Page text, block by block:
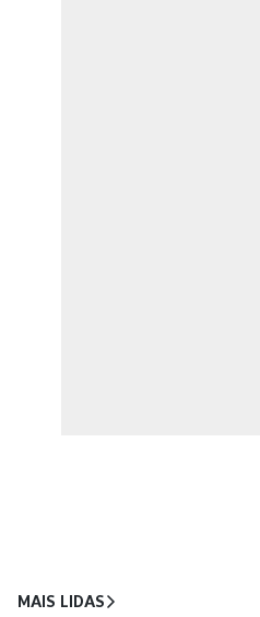
MAIS LIDAS